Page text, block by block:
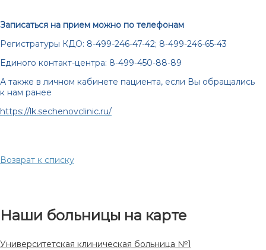
Записаться на прием можно по телефонам
Регистратуры КДО: 8-499-246-47-42; 8-499-246-65-43
Единого контакт-центра: 8-499-450-88-89
А также в личном кабинете пациента, если Вы обращались
к нам ранее
https://lk.sechenovclinic.ru/
Возврат к списку
Наши больницы на карте
Университетская клиническая больница №1